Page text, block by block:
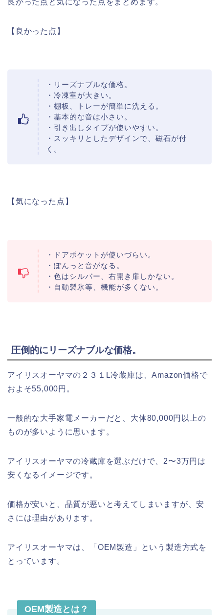
【良かった点】
・リーズナブルな価格。
・冷凍室が大きい。
・棚板、トレーが簡単に洗える。
・基本的な音は小さい。
・引き出しタイプが使いやすい。
・スッキリとしたデザインで、磁石が付
く。
【気になった点】
・ドアポケットが使いづらい。
・ぽんっと音がなる。
・色はシルバー、右開き扉しかない。
・自動製氷等、機能が多くない。
圧倒的にリーズナブルな価格。
アイリスオーヤマの２３１L冷蔵庫は、Amazon価格で
およそ55,000円。
一般的な大手家電メーカーだと、大体80,000円以上の
ものが多いように思います。
アイリスオーヤマの冷蔵庫を選ぶだけで、2〜3万円は
安くなるイメージです。
価格が安いと、品質が悪いと考えてしまいますが、安
さには理由があります。
アイリスオーヤマは、「OEM製造」という製造方式を
とっています。
OEM製造とは？